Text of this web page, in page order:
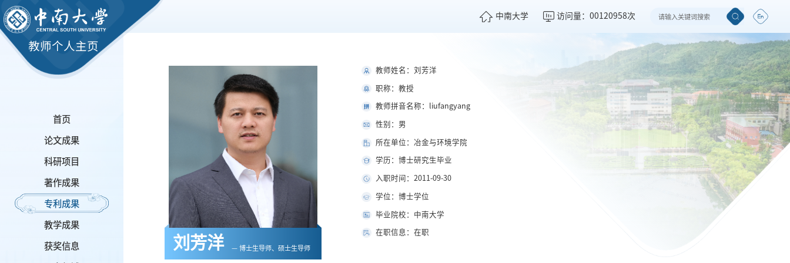
教师个人主页
首页
论文成果
科研项目
著作成果
专利成果
教学成果
获奖信息
中南大学 访问量： 00120958次
刘芳洋 — 博士生导师、硕士生导师
教师姓名：刘芳洋
职称：教授
教师拼音名称：liufangyang
性别：男
所在单位：冶金与环境学院
学历：博士研究生毕业
入职时间：2011-09-30
学位：博士学位
毕业院校：中南大学
在职信息：在职